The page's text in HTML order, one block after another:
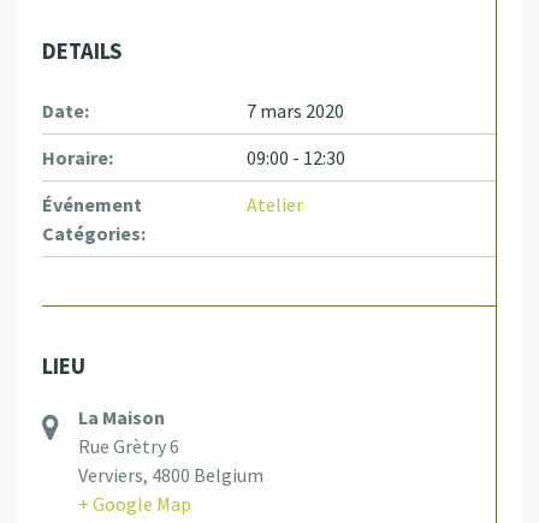
DETAILS
Date:
7 mars 2020
Horaire:
09:00 - 12:30
Événement
Catégories:
Atelier
LIEU
La Maison
Rue Grètry 6
Verviers, 4800 Belgium
+ Google Map